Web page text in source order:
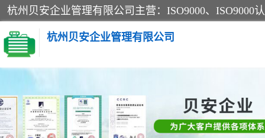
杭州贝安企业管理有限公司
CE认证
SA认证